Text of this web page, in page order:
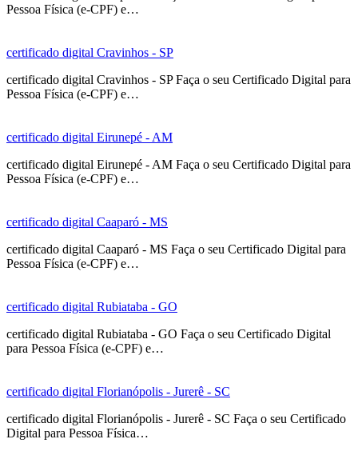
Pessoa Física (e-CPF) e…
certificado digital Cravinhos - SP
certificado digital Cravinhos - SP Faça o seu Certificado Digital para
Pessoa Física (e-CPF) e…
certificado digital Eirunepé - AM
certificado digital Eirunepé - AM Faça o seu Certificado Digital para
Pessoa Física (e-CPF) e…
certificado digital Caaparó - MS
certificado digital Caaparó - MS Faça o seu Certificado Digital para
Pessoa Física (e-CPF) e…
certificado digital Rubiataba - GO
certificado digital Rubiataba - GO Faça o seu Certificado Digital
para Pessoa Física (e-CPF) e…
certificado digital Florianópolis - Jurerê - SC
certificado digital Florianópolis - Jurerê - SC Faça o seu Certificado
Digital para Pessoa Física…